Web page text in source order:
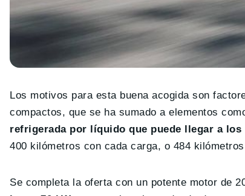
Los motivos para esta buena acogida son
compactos, que se ha sumado a elementos
refrigerada por líquido que puede llegar a los
400 kilómetros con cada carga, o 484
Se completa la oferta con un potente motor de